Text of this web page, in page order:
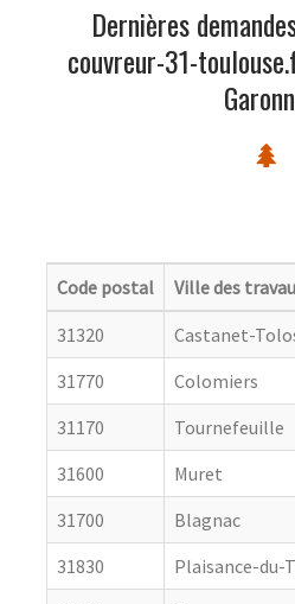
Dernières
couvreur-31-
Code postal Ville des
31320
Castanet-
31770
Colomiers
31170
Tournefeuille
31600
Muret
31700
Blagnac
31830
Plaisance-du-